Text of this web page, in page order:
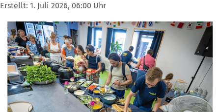
Erstellt: 1. Juli 2026, 06:00 Uhr